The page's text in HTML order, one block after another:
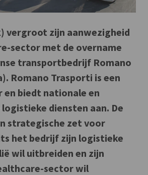
vergroot zijn aanwezigheid
sector met de overname
transportbedrijf Romano
Romano Trasporti is een
en biedt nationale en
diensten aan. De
strategische zet voor
het bedrijf zijn logistieke
wil uitbreiden en zijn
sector wil